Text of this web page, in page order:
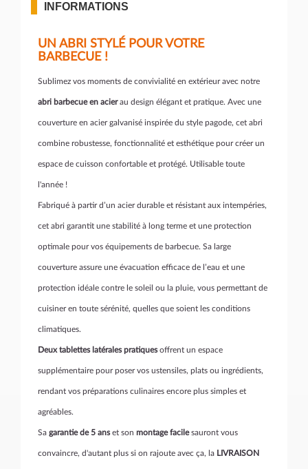
INFORMATIONS
UN ABRI STYLÉ POUR VOTRE
BARBECUE !
Sublimez vos moments de convivialité en extérieur avec notre
abri barbecue en acierau design élégant et pratique. Avec une
couverture en acier galvanisé inspirée du style pagode, cet abri
combine robustesse, fonctionnalité et esthétique pour créer un
espace de cuisson confortable et protégé. Utilisable toute
l'année !
Fabriqué à partir d’un acier durable et résistant aux intempéries,
cet abri garantit une stabilité à long terme et une protection
optimale pour vos équipements de barbecue. Sa large
couverture assure une évacuation efficace de l’eau et une
protection idéale contre le soleil ou la pluie, vous permettant de
cuisiner en toute sérénité, quelles que soient les conditions
climatiques.
Deux tablettes latérales pratiquesoffrent un espace
supplémentaire pour poser vos ustensiles, plats ou ingrédients,
rendant vos préparations culinaires encore plus simples et
agréables.
Sa garantie de 5 anset son montage facilesauront vous
convaincre, d'autant plus si on rajoute avec ça, la LIVRAISON